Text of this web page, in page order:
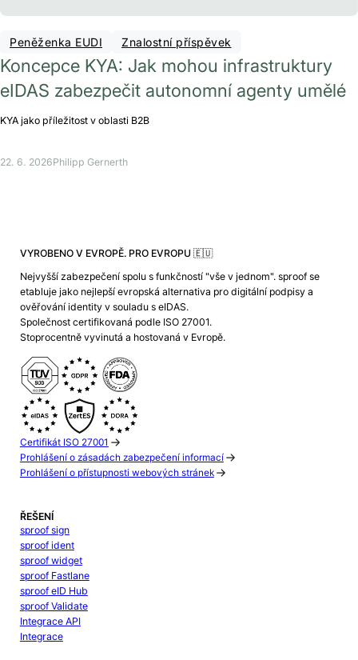
Peněženka EUDI Znalostní příspěvek
Koncepce KYA: Jak mohou infrastruktury
eIDAS zabezpečit autonomní agenty umělé
KYA jako příležitost v oblasti B2B
22. 6. 2026Philipp Gernerth
VYROBENO V EVROPĚ. PRO EVROPU 🇪🇺
Nejvyšší zabezpečení spolu s funkčností "vše v jednom". sproof se
etabluje jako nejlepší evropská alternativa pro digitální podpisy a
ověřování identity v souladu s eIDAS.
Společnost certifikovaná podle ISO 27001.
Stoprocentně vyvinutá a hostovaná v Evropě.
Certifikát ISO 27001
Prohlášení o zásadách zabezpečení informací
Prohlášení o přístupnosti webových stránek
ŘEŠENÍ
sproof sign
sproof ident
sproof widget
sproof Fastlane
sproof eID Hub
sproof Validate
Integrace API
Integrace